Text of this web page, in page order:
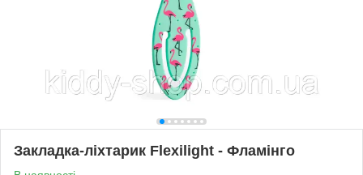
Закладка-ліхтарик Flexilight - Фламінго